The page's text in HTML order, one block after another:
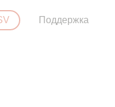
Поддержка